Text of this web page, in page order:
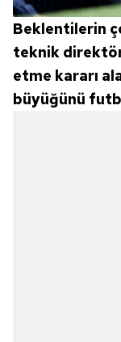
Beklentilerin
teknik
etme kararı
büyüğünü